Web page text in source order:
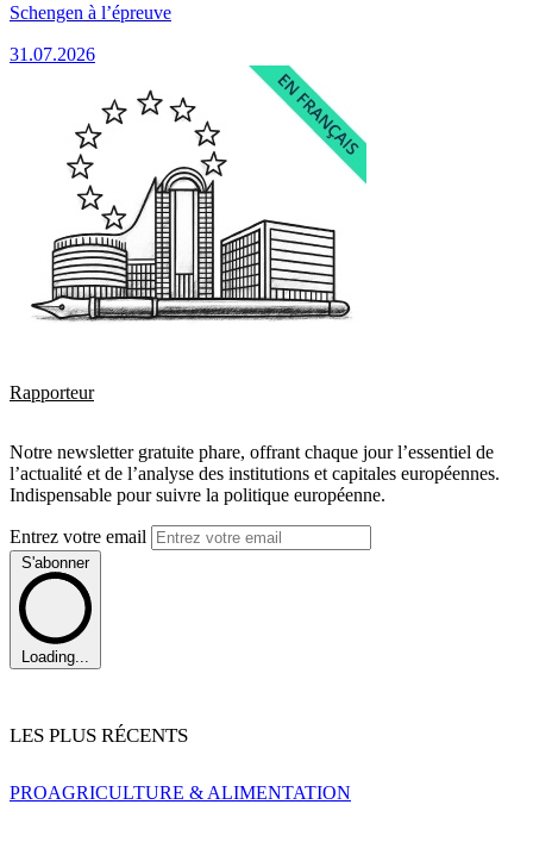
Schengen à l’épreuve
31.07.2026
Rapporteur
Notre newsletter gratuite phare, offrant chaque jour l’essentiel de
l’actualité et de l’analyse des institutions et capitales européennes.
Indispensable pour suivre la politique européenne.
Entrez votre email
S'abonner
Loading...
LES PLUS RÉCENTS
PROAGRICULTURE & ALIMENTATION